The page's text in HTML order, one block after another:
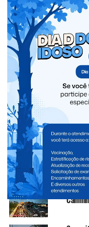
TÓPICOS RELACIONADOS:
NÃO PERCA
Suspeito de furto é
perfumaria durante a
Itaipu
que